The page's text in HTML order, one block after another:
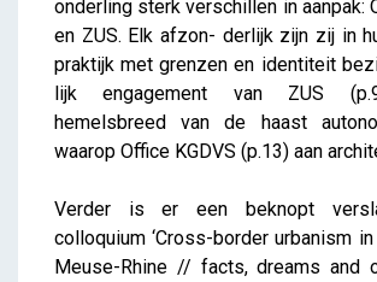
onderling sterk verschillen in aanpak:
en ZUS. Elk afzon- derlijk zijn zij in
praktijk met grenzen en identiteit
lijk engagement van ZUS
hemelsbreed van de haast
waarop Office KGDVS (p.13) aan
Verder is er een beknopt
colloquium ‘Cross-border urbanism
Meuse-Rhine // facts, dreams and